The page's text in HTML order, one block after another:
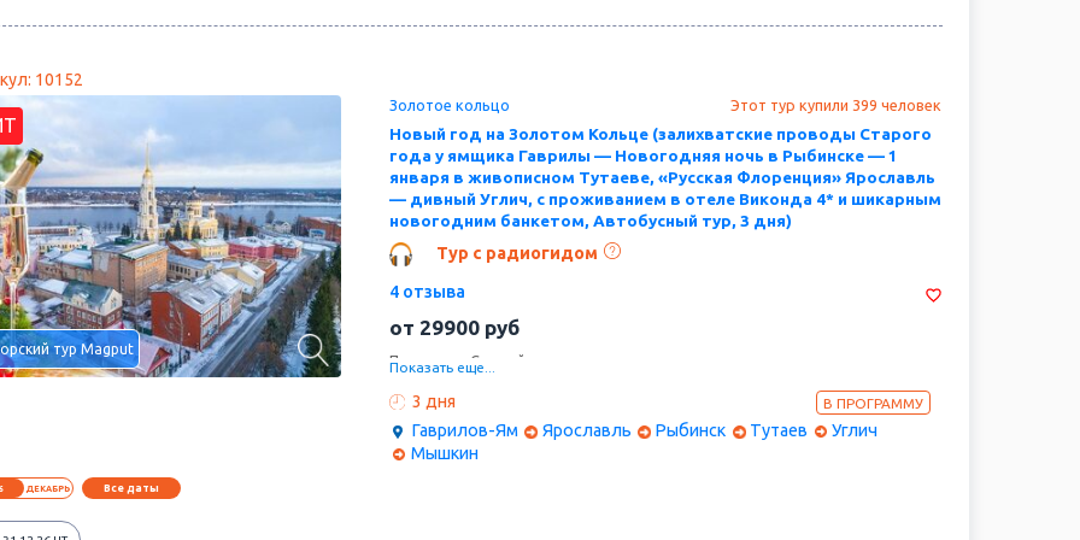
10152
тур Magput
Золотое кольцо Этот тур купили 399 человек
Новый год на Золотом Кольце (залихватские проводы Старого
года у ямщика Гаврилы — Новогодняя ночь в Рыбинске — 1
января в живописном Тутаеве, «Русская Флоренция» Ярославль
— дивный Углич, с проживанием в отеле Виконда 4* и шикарным
новогодним банкетом, Автобусный тур, 3 дня)
Тур с радиогидом
4 отзыва
от 29900 руб
Проводим Старый год наливочками и «пирожками-дорожками» на землях
льняного короля купца Локалова - в колоритном селе ямщиков Гаврилов
Ям с развлекательной праздничной программой, заглянем в чарующий
новогодним убранством Ярославль и отправимся встречать Новый год на
берега рукотворного моря, в город миллионеров-хлеботорговцев
Рыбинск. Здесь нас ждет изысканный новогодний банкет от шеф-повара
Показать еще...
3 дня В ПРОГРАММУ
Гаврилов-Ям Ярославль Рыбинск Тутаев
Углич
Мышкин
ДЕКАБРЬ Все даты